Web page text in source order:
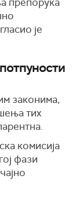
је
законима,
тих
комисија
фази